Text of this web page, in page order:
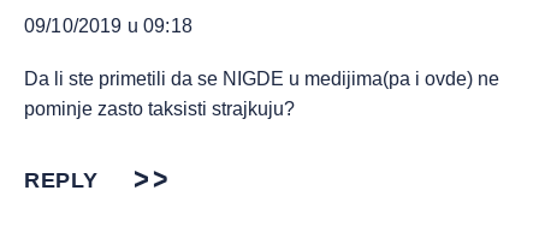
09/10/2019 u 09:18
Da li ste primetili da se NIGDE u medijima(pa i ovde) ne
pominje zasto taksisti strajkuju?
REPLY